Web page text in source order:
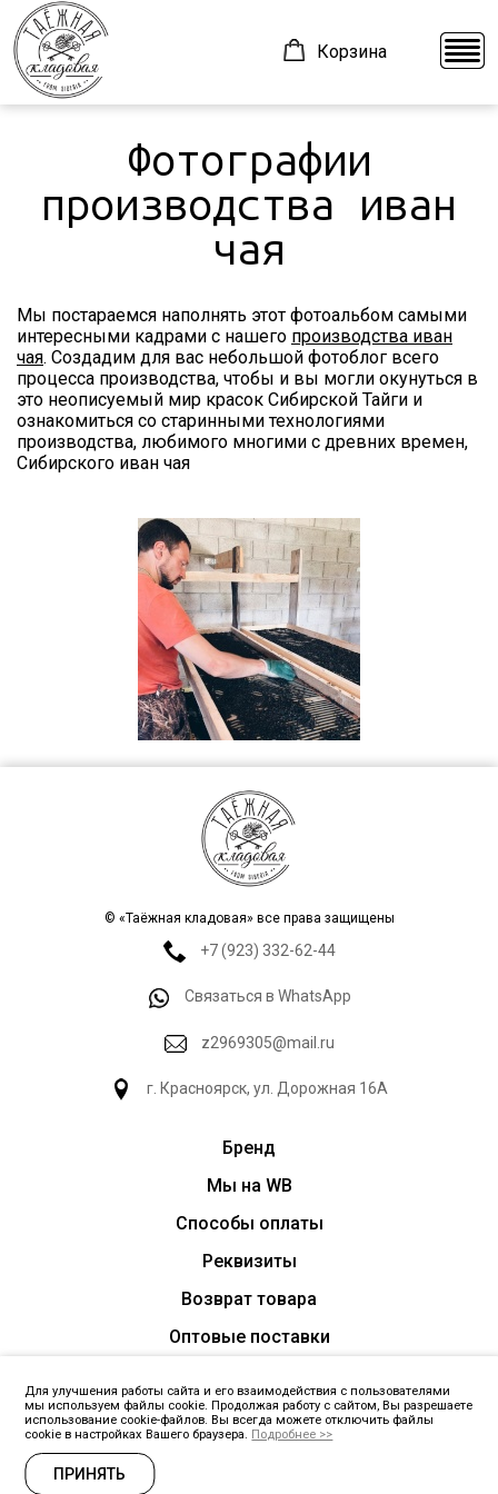
О компании
Производство
Блог
ВАРЕНЬЕ
ИВАН ЧАЙ
ТАЁЖНЫЕ СЛАДОСТИ
ШОКОЛАД
+7 (923) 332-62-44 z2969305@mail.ru
Корзина
Фотографии
производства иван
чая
Мы постараемся наполнять этот фотоальбом самыми
интересными кадрами с нашего производства иван
чая. Создадим для вас небольшой фотоблог всего
процесса производства, чтобы и вы могли окунуться в
это неописуемый мир красок Сибирской Тайги и
ознакомиться со старинными технологиями
производства, любимого многими с древних времен,
Сибирского иван чая
Для улучшения работы сайта и его взаимодействия с пользователями
мы используем файлы cookie. Продолжая работу с сайтом, Вы разрешаете
использование cookie-файлов. Вы всегда можете отключить файлы
cookie в настройках Вашего браузера. Подробнее >>
ПРИНЯТЬ
+7 (923) 332-62-44
Связаться в WhatsApp
z2969305@mail.ru
г. Красноярск, ул. Дорожная 16А
© «Таёжная кладовая» все права защищены
ЗАПРОСИТЬ ПРАЙС
Бренд
Мы на WB
Способы оплаты
Реквизиты
Возврат товара
Оптовые поставки